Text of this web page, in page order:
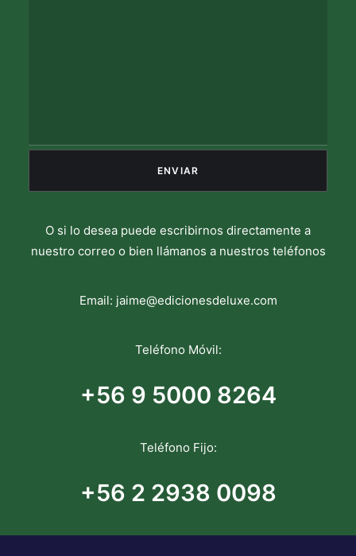
O si lo desea puede escribirnos directamente a
nuestro correo o bien llámanos a nuestros teléfonos
Email: jaime@edicionesdeluxe.com
Teléfono Móvil:
+56 9 5000 8264
Teléfono Fijo:
+56 2 2938 0098